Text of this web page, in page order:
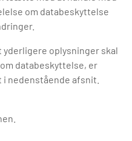
om databeskyttelse
oplysninger skal
databeskyttelse, er
nedenstående afsnit.